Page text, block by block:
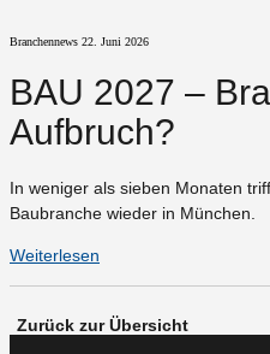
Branchennews 22. Juni 2026
BAU 2027 –
Aufbruch?
In weniger als sieben Monaten
Baubranche wieder in München.
Weiterlesen
Zurück zur Übersicht